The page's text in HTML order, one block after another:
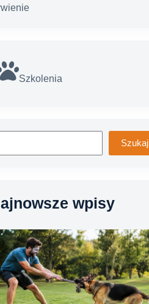
Szkolenia
Szukaj
wpisy